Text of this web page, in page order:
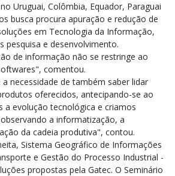
Uruguai, Colômbia, Equador, Paraguai
busca procura apuração e redução de
em Tecnologia da Informação,
pesquisa e desenvolvimento.
de informação não se restringe ao
comentou.
necessidade de também saber lidar
oferecidos, antecipando-se ao
a evolução tecnológica e criamos
a informatização, a
da cadeia produtiva", contou.
Sistema Geográfico de Informações
e Gestão do Processo Industrial -
propostas pela Gatec. O Seminário